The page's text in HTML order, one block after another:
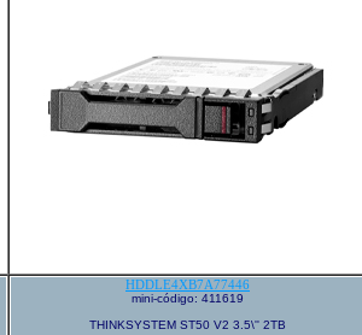
HDDLE4XB7A77446
mini-código: 411619
THINKSYSTEM ST50 V2 3.5\'' 2TB